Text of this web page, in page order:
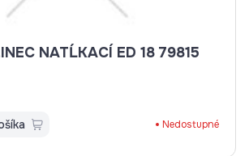
NATĹKACÍ ED 18 79815
Nedostupné